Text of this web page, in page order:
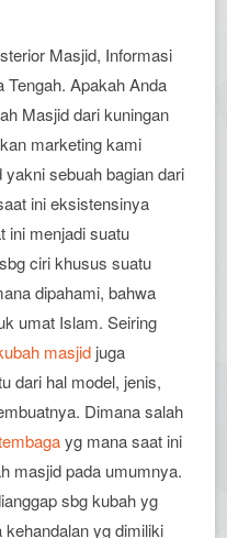
Masjid, Informasi
Tengah. Apakah Anda
Masjid dari kuningan
marketing kami
sebuah bagian dari
ini eksistensinya
ini menjadi suatu
ciri khusus suatu
dipahami, bahwa
umat Islam. Seiring
masjid juga
dari hal model, jenis,
Dimana salah
yg mana saat ini
masjid pada umumnya.
sbg kubah yg
yg dimiliki